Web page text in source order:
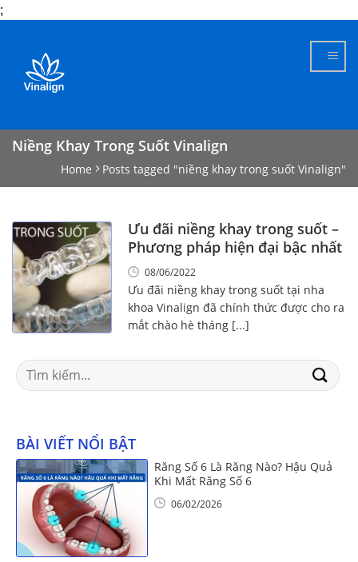
;
content
Niềng Khay Trong Suốt Vinalign
Home Posts tagged "niềng khay trong suốt Vinalign"
Ưu đãi niềng khay trong suốt –
Phương pháp hiện đại bậc nhất
08/06/2022
Ưu đãi niềng khay trong suốt tại nha
khoa Vinalign đã chính thức được cho ra
mắt chào hè tháng [...]
Search
for:
BÀI VIẾT NỔI BẬT
Răng Số 6 Là Răng Nào? Hậu Quả
Khi Mất Răng Số 6
06/02/2026